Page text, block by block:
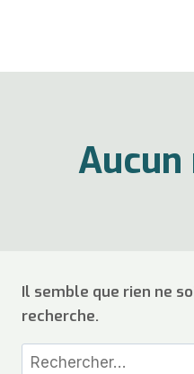
Il semble que rien ne
recherche.